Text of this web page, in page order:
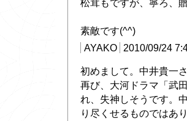
松茸もですが、寧ろ、
素敵です(^^)
AYAKO
2010/09/24
初めまして。中井貴一
再び、大河ドラマ「武
れ、失神しそうです。
り尽くせるものではあ